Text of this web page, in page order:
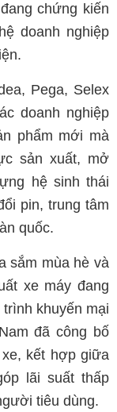
chứng kiến
doanh nghiệp
Pega, Selex
doanh nghiệp
phẩm mới mà
sản xuất, mở
hệ sinh thái
pin, trung tâm
quốc.
sắm mùa hè và
xe máy đang
khuyến mại
đã công bố
kết hợp giữa
lãi suất thấp
tiêu dùng.